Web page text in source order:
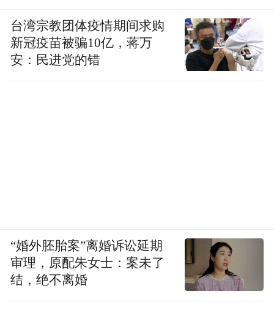
台湾宗教团体疫情期间求购
新冠疫苗被骗10亿，蒋万
安：民进党的错
“婚外胚胎案”离婚诉讼延期
审理，原配朱女士：案未了
结，绝不离婚